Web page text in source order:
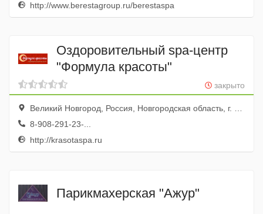
http://www.berestagroup.ru/berestaspa
Оздоровительный spa-центр
"Формула красоты"
закрыто
Великий Новгород, Россия, Новгородская область, г. Великий Новгород, ул. Зелинского, д. 50
8-908-291-23-...
http://krasotaspa.ru
Парикмахерская "Ажур"